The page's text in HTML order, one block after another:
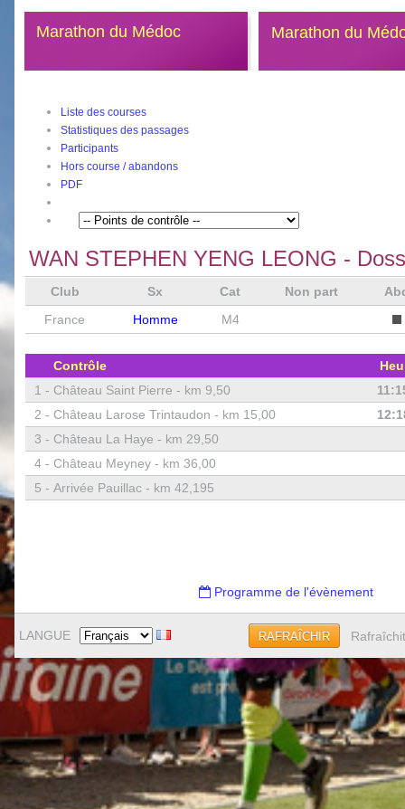
Marathon du Médoc Marathon du
Liste des courses
Statistiques des passages
Participants
Hors course / abandons
PDF
WAN STEPHEN YENG LEONG -
Club Sx Cat Non part
France
Homme M4
Contrôle
1 - Château Saint Pierre - km 9,50
2 - Château Larose Trintaudon - km 15,00
3 - Château La Haye - km 29,50
4 - Château Meyney - km 36,00
5 - Arrivée Pauillac - km 42,195
Programme de l'évènement
LANGUE RAFRAÎCHIR